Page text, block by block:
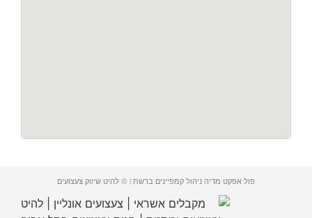
פול אפקט מדיה ניהול קמפיינים ברשת | © להיט שיווק צעצועים